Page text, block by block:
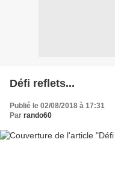
Défi reflets...
Publié le 02/08/2018 à 17:31
Par rando60